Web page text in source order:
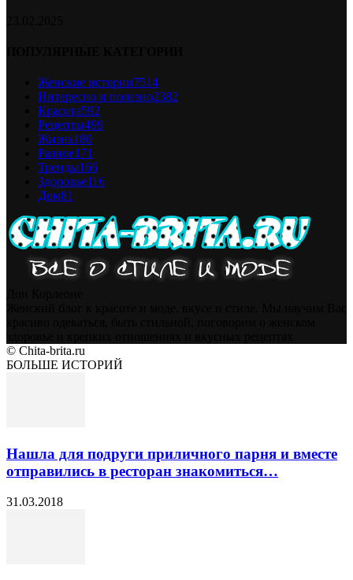
Женские истории7514
Интересно и полезно2382
Красота592
Рецепты499
Жизнь180
Разное171
Тренды166
Здоровье116
Дом81
© Chita-brita.ru
БОЛЬШЕ ИСТОРИЙ
Нашла для подруги приличного парня и вместе
отправились в ресторан знакомиться…
31.03.2018